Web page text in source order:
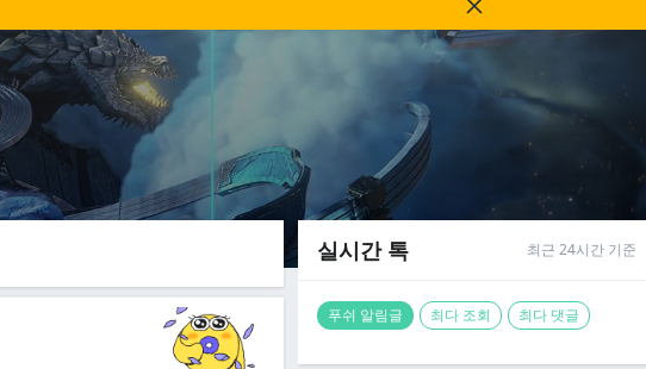
실시간 톡 최근 24시간 기준
푸쉬 알림글 최다 조회 최다 댓글